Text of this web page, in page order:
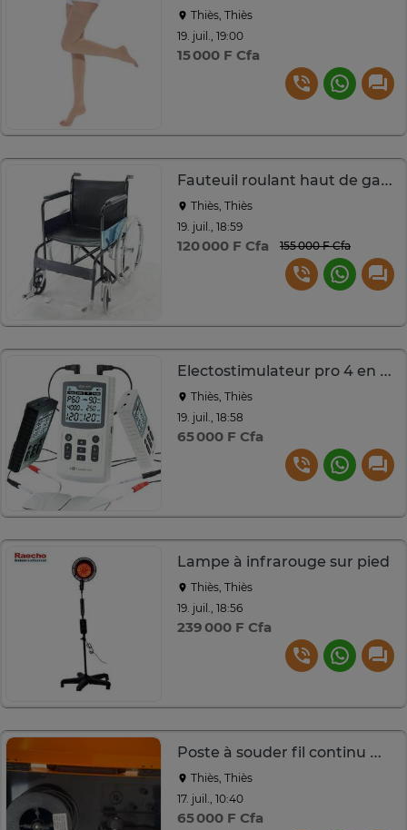
Thiès, Thiès
19. juil., 19:00
15 000 F Cfa
Fauteuil roulant haut de gamme
Thiès, Thiès
19. juil., 18:59
120 000 F Cfa 155 000 F Cfa
Electostimulateur pro 4 en 1. TENS, EMS, IF, RUSS
Thiès, Thiès
19. juil., 18:58
65 000 F Cfa
Lampe à infrarouge sur pied
Thiès, Thiès
19. juil., 18:56
239 000 F Cfa
Poste à souder fil continu MIG/MAG
Thiès, Thiès
17. juil., 10:40
65 000 F Cfa